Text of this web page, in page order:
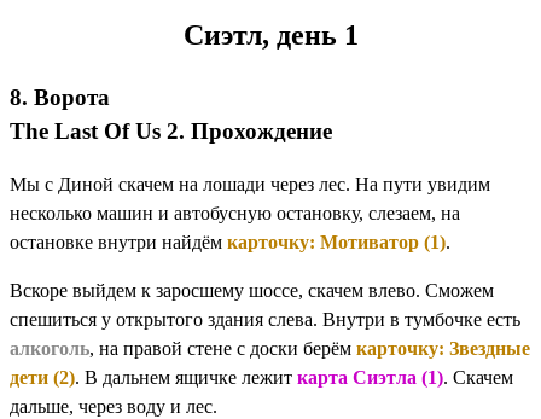
Сиэтл, день 1
8. Ворота
The Last Of Us 2. Прохождение
Мы с Диной скачем на лошади через лес. На пути увидим
несколько машин и автобусную остановку, слезаем, на
остановке внутри найдём карточку: Мотиватор (1).
Вскоре выйдем к заросшему шоссе, скачем влево. Сможем
спешиться у открытого здания слева. Внутри в тумбочке есть
алкоголь, на правой стене с доски берём карточку: Звездные
дети (2). В дальнем ящичке лежит карта Сиэтла (1). Скачем
дальше, через воду и лес.